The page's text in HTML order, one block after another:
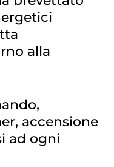
alla
accensione
ad ogni